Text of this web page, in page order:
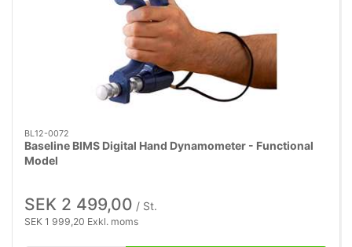
BL12-0072
Baseline BIMS Digital Hand Dynamometer - Functional
Model
SEK 2 499,00 / St.
SEK 1 999,20 Exkl. moms